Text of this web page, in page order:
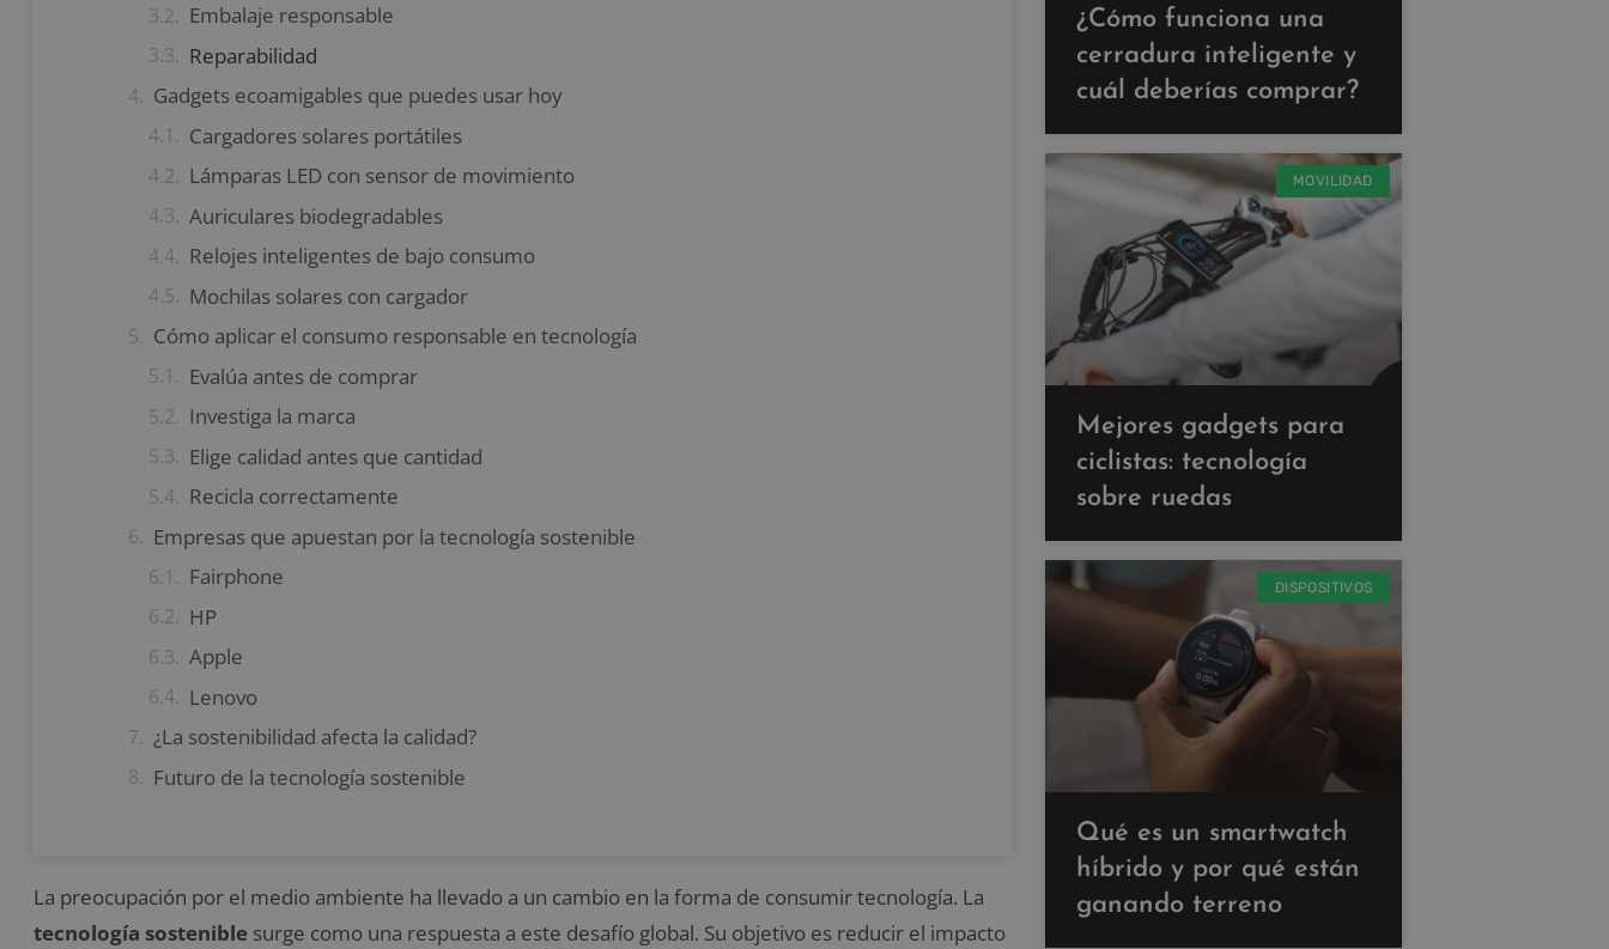
Embalaje responsable
Reparabilidad
Gadgets ecoamigables que puedes usar hoy
Cargadores solares portátiles
Lámparas LED con sensor de movimiento
Auriculares biodegradables
Relojes inteligentes de bajo consumo
Mochilas solares con cargador
Cómo aplicar el consumo responsable en tecnología
Evalúa antes de comprar
Investiga la marca
Elige calidad antes que cantidad
Recicla correctamente
Empresas que apuestan por la tecnología sostenible
Fairphone
HP
Apple
Lenovo
¿La sostenibilidad afecta la calidad?
Futuro de la tecnología sostenible
La preocupación por el medio ambiente ha llevado a un cambio en la forma de consumir tecnología. La
tecnología sostenible surge como una respuesta a este desafío global. Su objetivo es reducir el impacto
¿Cómo funciona una
cerradura inteligente y
cuál deberías comprar?
MOVILIDAD
Mejores gadgets para
ciclistas: tecnología
sobre ruedas
DISPOSITIVOS
Qué es un smartwatch
híbrido y por qué están
ganando terreno